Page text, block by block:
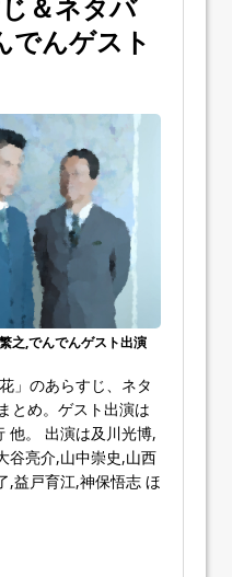
でんゲスト
之,でんでんゲスト出演
」のあらすじ、ネタ
とめ。ゲスト出演は
他。 出演は及川光博,
谷亮介,山中崇史,山西
,益戸育江,神保悟志 ほ